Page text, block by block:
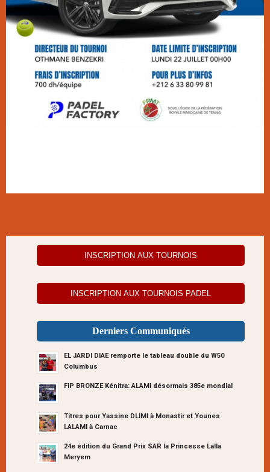
INSCRIPTION AUX TOURNOIS
INSCRIPTION AUX TOURNOIS PADEL
Derniers Communiqués
EL JARDI DIAE remporte le tableau double du W50
Columbus
FIP BRONZE Kénitra: ALAMI désormais 385e mondial
Titres pour Yassine DLIMI à Monastir et Younes
LALAMI à Carnac
24e édition du Grand Prix SAR la Princesse Lalla
Meryem